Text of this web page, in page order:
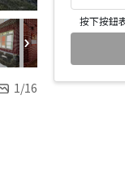
1/16
按下按鈕